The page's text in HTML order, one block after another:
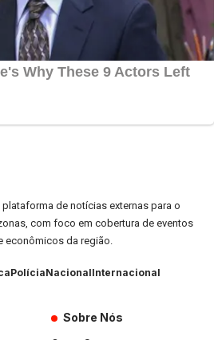
plataforma de notícias externas para o
com foco em cobertura de eventos
da região.
PolíciaNacionalInternacional
Sobre Nós